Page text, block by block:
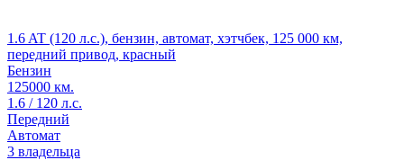
1.6 AT (120 л.с.), бензин, автомат, хэтчбек, 125 000 км,
передний привод, красный
Бензин
125000 км.
1.6 / 120 л.с.
Передний
Автомат
3 владельца